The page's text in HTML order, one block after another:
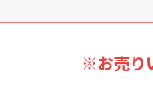
※お売り